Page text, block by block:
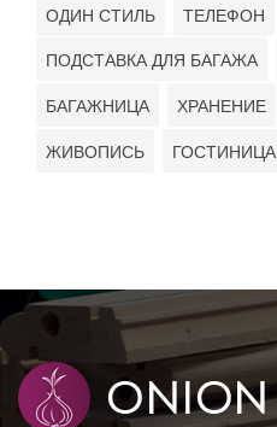
ОДИН СТИЛЬ
ТЕЛЕФОН
ПОДСТАВКА ДЛЯ БАГАЖА
БАГАЖНИЦА
ХРАНЕНИЕ
ЖИВОПИСЬ
ГОСТИНИЦА